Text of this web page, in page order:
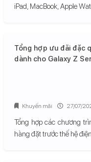
iPad, MacBook, Apple
Tổng hợp ưu đãi đặc
dành cho Galaxy Z
Tổng hợp các chương
hàng đặt trước thế hệ
Khuyến mãi 27/07/